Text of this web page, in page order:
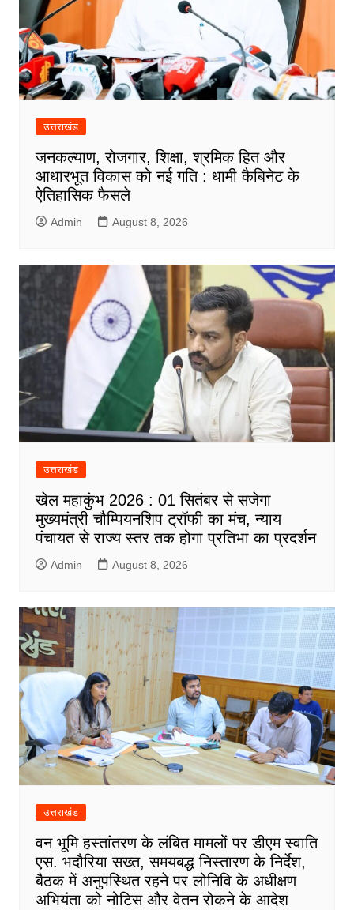
उत्तराखंड
जनकल्याण, रोजगार, शिक्षा, श्रमिक हित और
आधारभूत विकास को नई गति : धामी कैबिनेट के
ऐतिहासिक फैसले
Admin August 8, 2026
उत्तराखंड
खेल महाकुंभ 2026 : 01 सितंबर से सजेगा
मुख्यमंत्री चौम्पियनशिप ट्रॉफी का मंच, न्याय
पंचायत से राज्य स्तर तक होगा प्रतिभा का प्रदर्शन
Admin August 8, 2026
उत्तराखंड
वन भूमि हस्तांतरण के लंबित मामलों पर डीएम स्वाति
एस. भदौरिया सख्त, समयबद्ध निस्तारण के निर्देश,
बैठक में अनुपस्थित रहने पर लोनिवि के अधीक्षण
अभियंता को नोटिस और वेतन रोकने के आदेश